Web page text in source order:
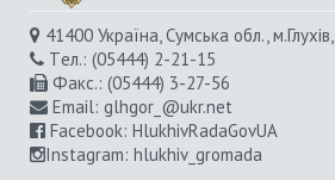
41400 Україна, Сумська обл.,
Tел.: (05444) 2-21-15
Факс.: (05444) 3-27-56
Email: glhgor_@ukr.net
Facebook: HlukhivRadaGovUA
Instagram: hlukhiv_gromada